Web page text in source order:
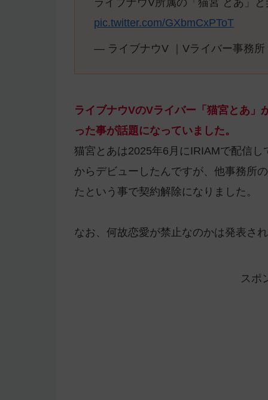
ライブナウV所属の「猫宮 とあ」
pic.twitter.com/GXbmCxPToT
— ライブナウV ｜Vライバー事務
ライブナウVのVライバー「猫宮とあ」
った事が話題になっていました。
猫宮とあは2025年6月にIRIAMで配信
からデビューしたんですが、他事務所
たという事で契約解除になりました。
なお、何故恋愛が禁止なのかは発表さ
スポ